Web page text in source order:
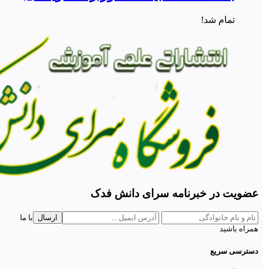
تمام شد!
عضویت در خبرنامه سرای دانش فدک
ارسال
با ما
همراه باشید
دسترسی سریع